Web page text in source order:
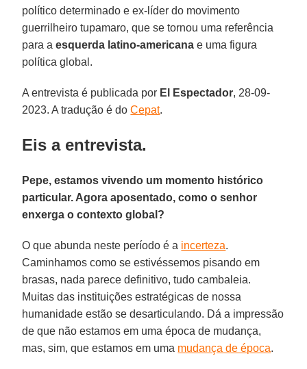
político determinado e ex-líder do movimento
guerrilheiro tupamaro, que se tornou uma referência
para aesquerda latino-americana e uma figura
política global.
A entrevista é publicada por El Espectador, 28-09-
2023. A tradução é doCepat.
Eis a entrevista.
Pepe, estamos vivendo um momento histórico
particular. Agora aposentado, como o senhor
enxerga o contexto global?
O que abunda neste período é a incerteza.
Caminhamos como se estivéssemos pisando em
brasas, nada parece definitivo, tudo cambaleia.
Muitas das instituições estratégicas de nossa
humanidade estão se desarticulando. Dá a impressão
de que não estamos em uma época de mudança,
mas, sim, que estamos em uma mudança de época.